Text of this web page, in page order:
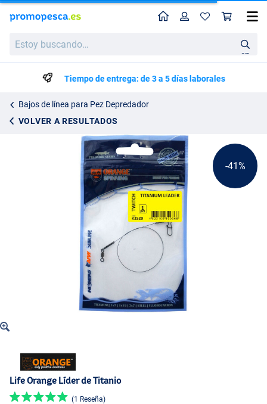
buscando…
en
Perfil
Tiempo de entrega: de 3 a 5 días laborales
Bajos de línea para Pez Depredador
VOLVER A RESULTADOS
Life Orange Líder de Titanio
3.95
-41%
Life Orange Líder de Titanio
(1 Reseña)